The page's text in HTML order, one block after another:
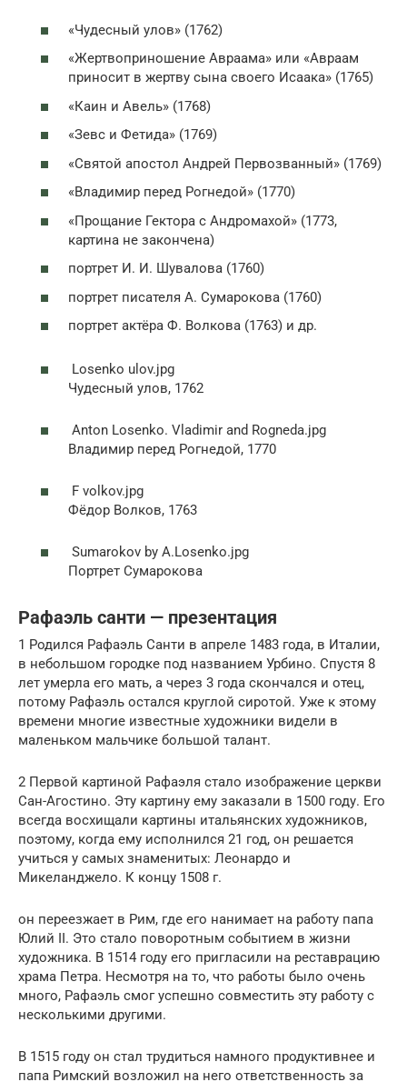
«Чудесный улов» (1762)
«Жертвоприношение Авраама» или «Авраам
приносит в жертву сына своего Исаака» (1765)
«Каин и Авель» (1768)
«Зевс и Фетида» (1769)
«Святой апостол Андрей Первозванный» (1769)
«Владимир перед Рогнедой» (1770)
«Прощание Гектора с Андромахой» (1773,
картина не закончена)
портрет И. И. Шувалова (1760)
портрет писателя А. Сумарокова (1760)
портрет актёра Ф. Волкова (1763) и др.
Losenko ulov.jpg
Чудесный улов, 1762
Anton Losenko. Vladimir and Rogneda.jpg
Владимир перед Рогнедой, 1770
F volkov.jpg
Фёдор Волков, 1763
Sumarokov by A.Losenko.jpg
Портрет Сумарокова
Рафаэль санти — презентация
1 Родился Рафаэль Санти в апреле 1483 года, в Италии,
в небольшом городке под названием Урбино. Спустя 8
лет умерла его мать, а через 3 года скончался и отец,
потому Рафаэль остался круглой сиротой. Уже к этому
времени многие известные художники видели в
маленьком мальчике большой талант.
2 Первой картиной Рафаэля стало изображение церкви
Сан-Агостино. Эту картину ему заказали в 1500 году. Его
всегда восхищали картины итальянских художников,
поэтому, когда ему исполнился 21 год, он решается
учиться у самых знаменитых: Леонардо и
Микеланджело. К концу 1508 г.
он переезжает в Рим, где его нанимает на работу папа
Юлий II. Это стало поворотным событием в жизни
художника. В 1514 году его пригласили на реставрацию
храма Петра. Несмотря на то, что работы было очень
много, Рафаэль смог успешно совместить эту работу с
несколькими другими.
В 1515 году он стал трудиться намного продуктивнее и
папа Римский возложил на него ответственность за